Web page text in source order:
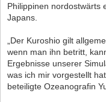
Philippinen nordostwärts
Japans.
„Der Kuroshio gilt
wenn man ihn betritt,
Ergebnisse unserer
was ich mir vorgestellt
beteiligte Ozeanografin